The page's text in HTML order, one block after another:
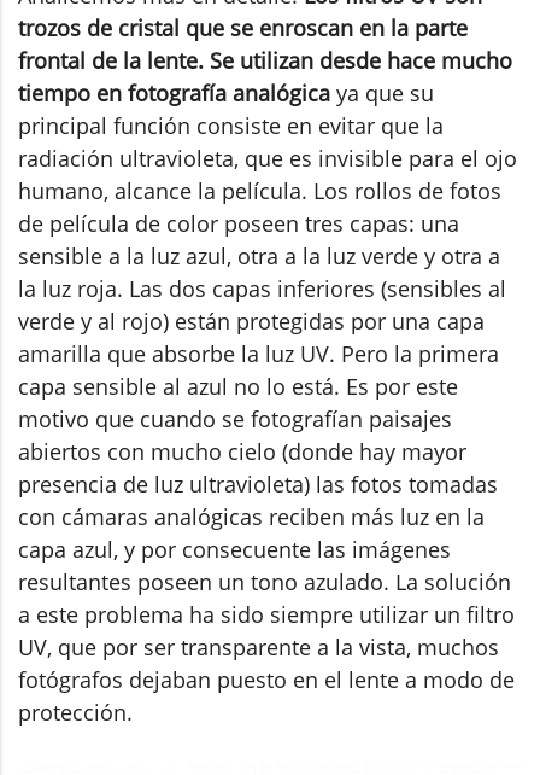
trozos de cristal que se enroscan en la parte
frontal de la lente. Se utilizan desde hace mucho
tiempo en fotografía analógica ya que su
principal función consiste en evitar que la
radiación ultravioleta, que es invisible para el ojo
humano, alcance la película. Los rollos de fotos
de película de color poseen tres capas: una
sensible a la luz azul, otra a la luz verde y otra a
la luz roja. Las dos capas inferiores (sensibles al
verde y al rojo) están protegidas por una capa
amarilla que absorbe la luz UV. Pero la primera
capa sensible al azul no lo está. Es por este
motivo que cuando se fotografían paisajes
abiertos con mucho cielo (donde hay mayor
presencia de luz ultravioleta) las fotos tomadas
con cámaras analógicas reciben más luz en la
capa azul, y por consecuente las imágenes
resultantes poseen un tono azulado. La solución
a este problema ha sido siempre utilizar un filtro
UV, que por ser transparente a la vista, muchos
fotógrafos dejaban puesto en el lente a modo de
protección.